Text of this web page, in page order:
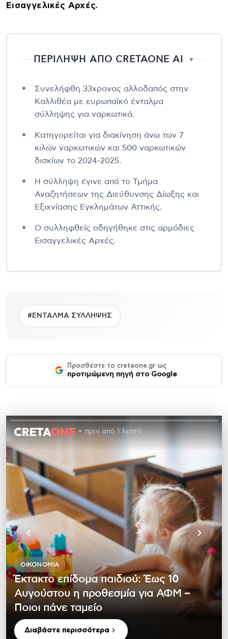
Εισαγγελικές Αρχές.
ΠΕΡΙΛΗΨΗ ΑΠΟ CRETAONE AI ▼
Συνελήφθη 33χρονος αλλοδαπός στην
Καλλιθέα με ευρωπαϊκό ένταλμα
σύλληψης για ναρκωτικά.
Κατηγορείται για διακίνηση άνω των 7
κιλών ναρκωτικών και 500 ναρκωτικών
δισκίων το 2024-2025.
Η σύλληψη έγινε από το Τμήμα
Αναζητήσεων της Διεύθυνσης Δίωξης και
Εξιχνίασης Εγκλημάτων Αττικής.
Ο συλληφθείς οδηγήθηκε στις αρμόδιες
Εισαγγελικές Αρχές.
#ΕΝΤΑΛΜΑ ΣΥΛΛΗΨΗΣ
Προσθέστε το cretaone.gr ως
προτιμώμενη πηγή στο Google
πριν από 1 λεπτό
ΟΙΚΟΝΟΜΊΑ
Έκτακτο επίδομα παιδιού: Έως 10
Αυγούστου η προθεσμία για ΑΦΜ –
Ποιοι πάνε ταμείο
Διαβάστε περισσότερα